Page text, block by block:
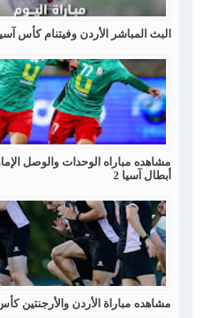
البث المباشر الأردن وفيتنام كأس آسيا
مشاهده مباراه الوحدات والوصل
أبطال آسيا 2
مشاهده مباراة الأردن والأرجنتين كأس